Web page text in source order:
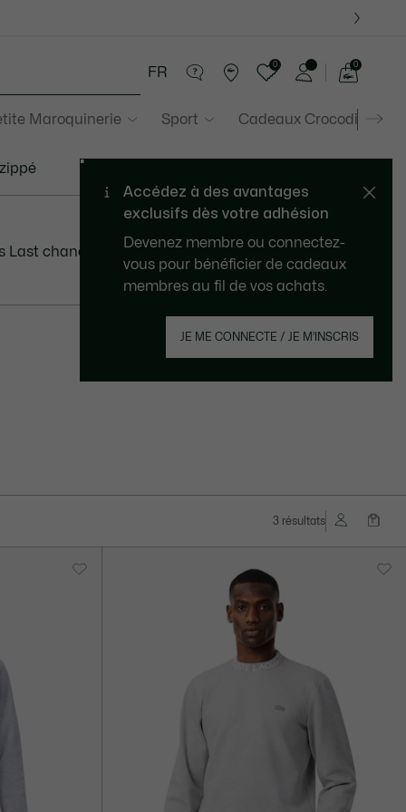
Maroquinerie Sport Cadeaux Crocodile
FR
0
panier
0
Last chance est calculé à partir du prix de
3 résultats